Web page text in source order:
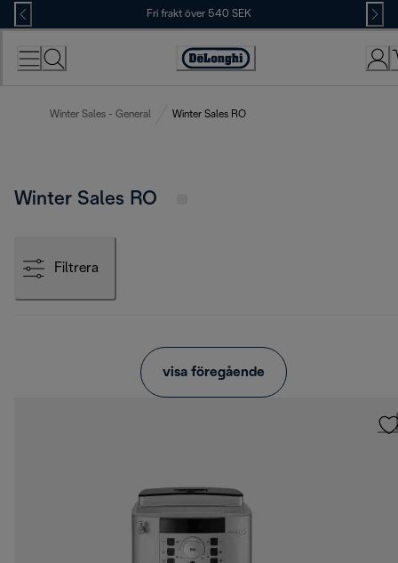
Skip
to
Content
Fri frakt över 540 SEK
Accessibility
Winter Sales - General Winter Sales RO
Winter Sales RO
Filtrera
visa föregående